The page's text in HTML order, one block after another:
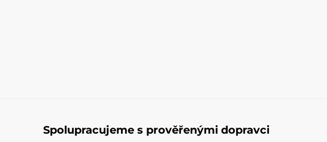
Spolupracujeme s prověřenými dopravci